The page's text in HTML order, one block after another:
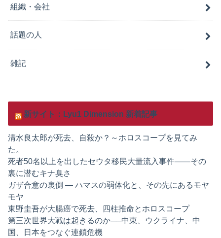
組織・会社
話題の人
雑記
新サイト：Lyu1 Dimension 新着記事
清水良太郎が死去、自殺か？～ホロスコープを見てみ
た。
死者50名以上を出したセウタ移民大量流入事件——その
裏に潜むキナ臭さ
ガザ合意の裏側 ― ハマスの弱体化と、その先にあるモヤ
モヤ
東野圭吾が大腸癌で死去、四柱推命とホロスコープ
第三次世界大戦は起きるのか──中東、ウクライナ、中
国、日本をつなぐ連鎖危機